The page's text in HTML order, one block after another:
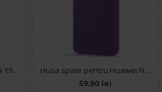
Husa pentru Huawei Nova Y90 - Carte X-Power Negru Husa spate pentru Huawei Nova Y90 - Silicon Line Mov
59.90 lei